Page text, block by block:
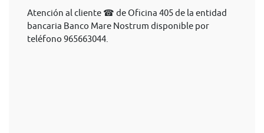
Atención al cliente ☎ de Oficina 405 de la entidad
bancaria Banco Mare Nostrum disponible por
teléfono 965663044.